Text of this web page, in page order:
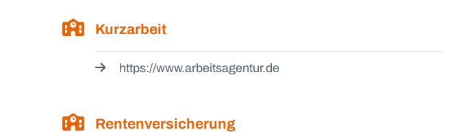
Kurzarbeit
https://www.arbeitsagentur.de
Rentenversicherung